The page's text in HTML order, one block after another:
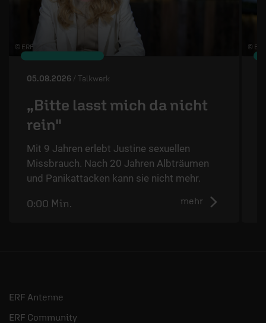
© ERF
05.08.2026 / Talkwerk
„Bitte lasst mich da nicht
rein"
Mit 9 Jahren erlebt Justine sexuellen
Missbrauch. Nach 20 Jahren Albträumen
und Panikattacken kann sie nicht mehr.
mehr
0:00 Min.
© ERF
ERF Antenne
ERF Community